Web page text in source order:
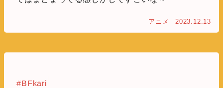
アニメ 2023.12.13
#BFkari